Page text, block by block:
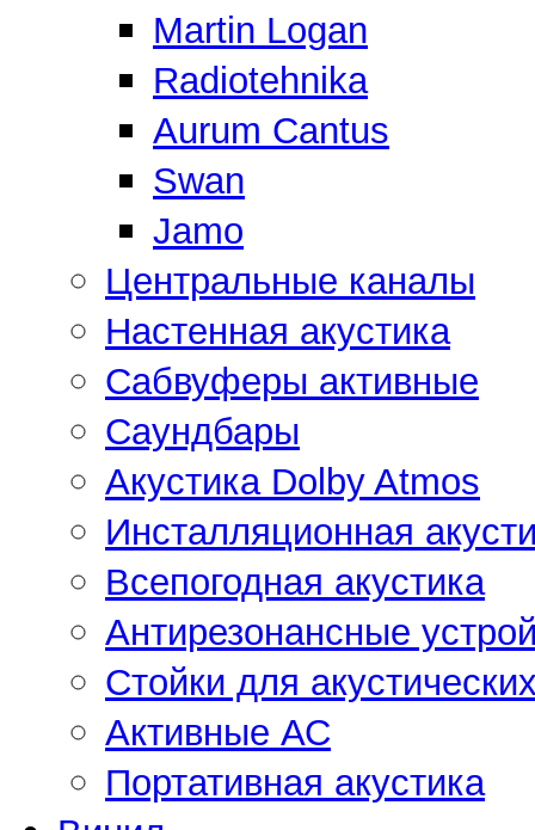
Martin Logan
Radiotehnika
Aurum Cantus
Swan
Jamo
Центральные каналы
Настенная акустика
Сабвуферы активные
Саундбары
Акустика Dolby Atmos
Инсталляционная
Всепогодная акустика
Антирезонансные
Стойки для
Активные АС
Портативная акустика